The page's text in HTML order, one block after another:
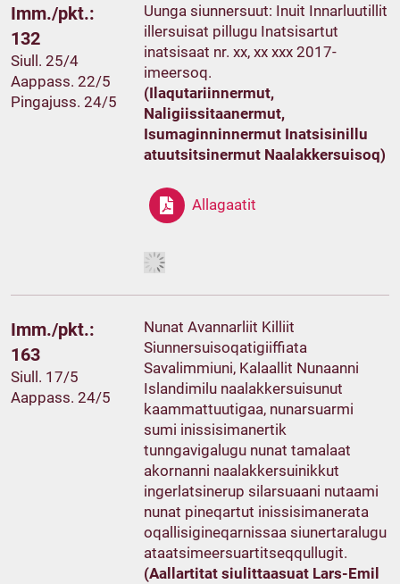
Imm./pkt.:
132
Siull. 25/4
Aappass. 22/5
Pingajuss. 24/5
Uunga siunnersuut: Inuit Innarluutillit
illersuisat pillugu Inatsisartut
inatsisaat nr. xx, xx xxx 2017-
imeersoq.
(Ilaqutariinnermut,
Naligiissitaanermut,
Isumaginninnermut Inatsisinillu
atuutsitsinermut Naalakkersuisoq)
Allagaatit
Imm./pkt.:
163
Siull. 17/5
Aappass. 24/5
Nunat Avannarliit Killiit
Siunnersuisoqatigiiffiata
Savalimmiuni, Kalaallit Nunaanni
Islandimilu naalakkersuisunut
kaammattuutigaa, nunarsuarmi
sumi inissisimanertik
tunngavigalugu nunat tamalaat
akornanni naalakkersuinikkut
ingerlatsinerup silarsuaani nutaami
nunat pineqartut inissisimanerata
oqallisigineqarnissaa siunertaralugu
ataatsimeersuartitseqqullugit.
(Aallartitat siulittaasuat Lars-Emil